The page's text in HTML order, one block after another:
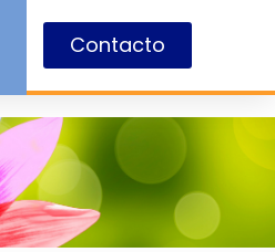
Contacto